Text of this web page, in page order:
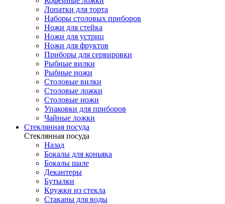
Лопатки для торта
Наборы столовых приборов
Ножи для стейка
Ножи для устриц
Ножи для фруктов
Приборы для сервировки
Рыбные вилки
Рыбные ножи
Столовые вилки
Столовые ложки
Столовые ножи
Упаковки для приборов
Чайные ложки
Стеклянная посуда
Стеклянная посуда
Назад
Бокалы для коньяка
Бокалы шале
Декантеры
Бутылки
Кружки из стекла
Стаканы для воды